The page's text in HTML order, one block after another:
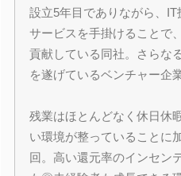
設立5年目でありながら、
サービスを手掛けることで
貢献している同社。さらな
を遂げているベンチャー企業
残業はほとんどなく休日休
い環境が整っていることに
回。高い還元率のインセン